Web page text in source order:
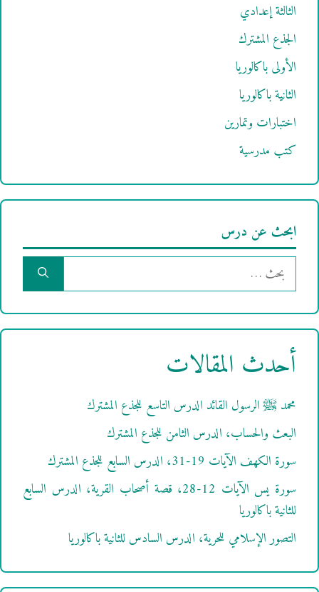
الثالثة إعدادي
الجذع المشترك
الأولى باكالوريا
الثانية باكالوريا
اختبارات وتمارين
كتب مدرسية
ابحث عن درس
البحث
عن:
أحدث المقالات
محمد ﷺ الرسول القائد الدرس التاسع للجذع المشترك
البعث والحساب، الدرس الثامن للجذع المشترك
سورة الكهف الآيات 19-31، الدرس السابع للجذع المشترك
سورة يس الآيات 12-28، قصة أصحاب القرية، الدرس السابع
للثانية باكالوريا
التصور الإسلامي للحرية، الدرس السادس للثانية باكالوريا